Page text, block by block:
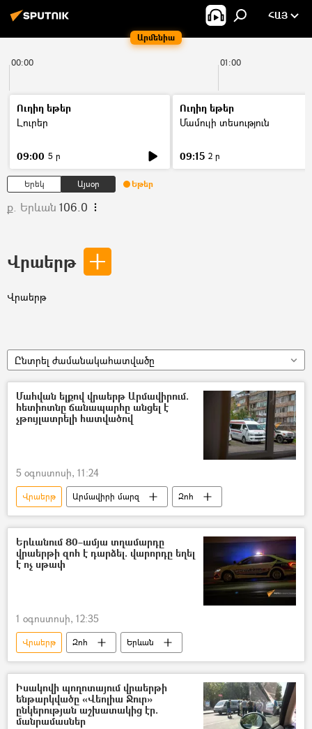
Արմենիա
ՀԱՅ
00:00 01:00
Ուղիղ եթեր
Լուրեր
09:00 5 ր
Ուղիղ եթեր
Մամուլի տեսություն
09:15 2 ր
Երեկ Այսօր Եթեր
ք. Երևան 106.0
Վրաերթ
Վրաերթ
Ընտրել ժամանակահատվածը
Մահվան ելքով վրաերթ Արմավիրում.
հետիոտնը ճանապարհը անցել է
չթույլատրելի հատվածով
5 օգոստոսի, 11:24
Վրաերթ Արմավիրի մարզ Զոհ
Երևանում 80–ամյա տղամարդը
վրաերթի զոհ է դարձել. վարորդը եղել
է ոչ սթափ
1 օգոստոսի, 12:35
Վրաերթ Զոհ Երևան
Իսակովի պողոտայում վրաերթի
ենթարկվածը «Վեոլիա Ջուր»
ընկերության աշխատակից էր.
մանրամասներ